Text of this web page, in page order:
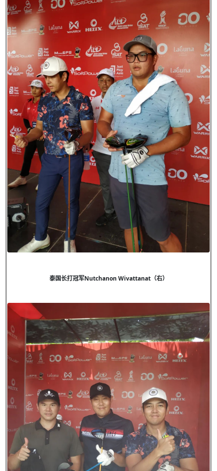
泰国长打冠军Nutchanon Wivattanat（右）